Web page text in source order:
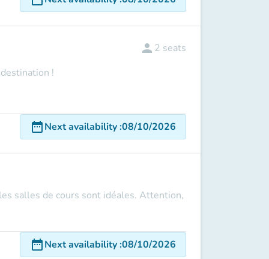
!
person 2 seats
date_rangeNext availability:08/10/2026
salles de cours sont idéales. Attention,
date_rangeNext availability:08/10/2026